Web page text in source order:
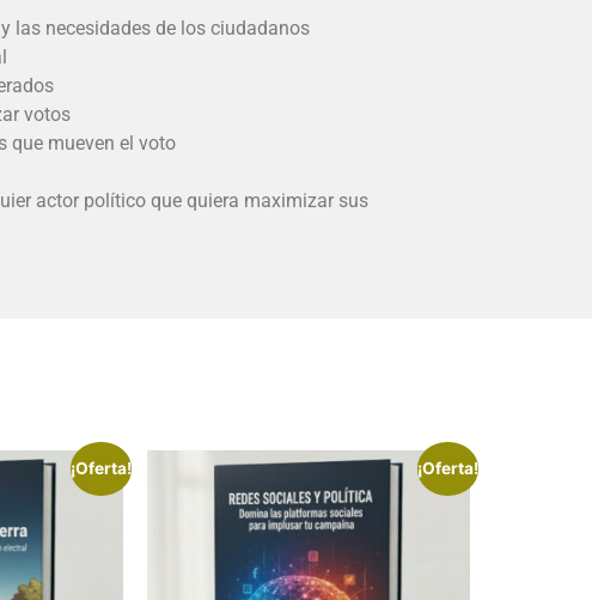
las necesidades de los ciudadanos
votos
que mueven el voto
actor político que quiera maximizar sus
¡Oferta! ¡Oferta!